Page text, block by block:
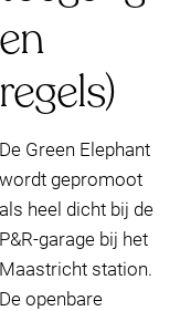
en
regels)
De Green Elephant
wordt gepromoot
als heel dicht bij de
P&R-garage bij het
Maastricht station.
De openbare